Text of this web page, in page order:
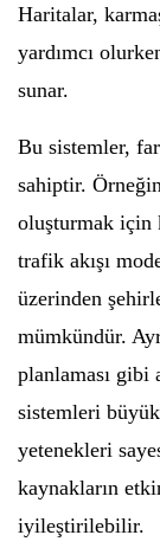
Haritalar,
yardımcı
sunar.
Bu sistemler,
sahiptir.
oluşturmak için
trafik akışı
üzerinden
mümkündür.
planlaması gibi
sistemleri
yetenekleri
kaynakların
iyileştirilebilir.